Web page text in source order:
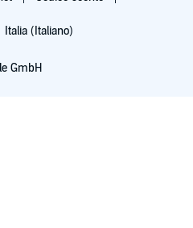
Italia (Italiano)
GmbH